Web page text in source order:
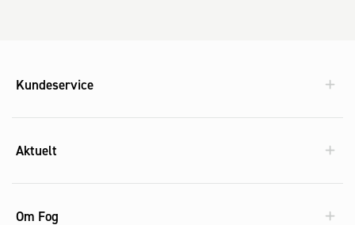
Kundeservice
Aktuelt
Om Fog